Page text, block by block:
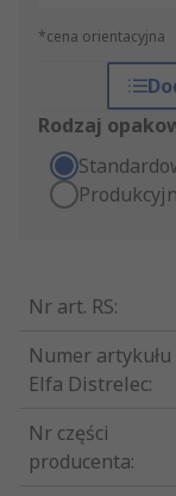
*cena orientacyjna
Rodzaj
Nr art. RS:
Numer artykułu
Elfa Distrelec:
Nr części
producenta: